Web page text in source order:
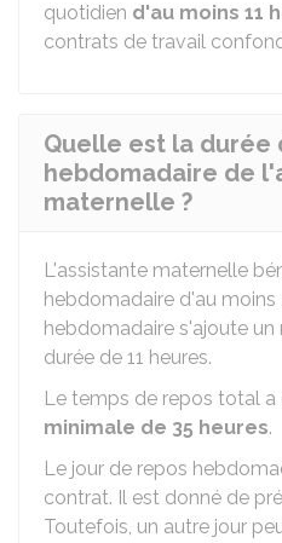
quotidien d'au moins 11
contrats de travail
Quelle est la durée
hebdomadaire de
maternelle ?
L'assistante maternelle
hebdomadaire d'au moins
hebdomadaire s'ajoute
durée de 11 heures.
Le temps de repos total a
minimale de 35 heures.
Le jour de repos
contrat. Il est donné de
Toutefois, un autre jour